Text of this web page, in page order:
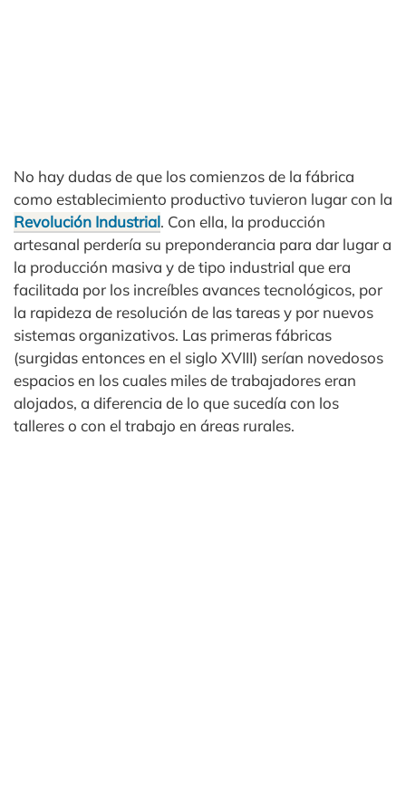
No hay dudas de que los comienzos de la fábrica
como establecimiento productivo tuvieron lugar con la
Revolución Industrial. Con ella, la producción
artesanal perdería su preponderancia para dar lugar a
la producción masiva y de tipo industrial que era
facilitada por los increíbles avances tecnológicos, por
la rapideza de resolución de las tareas y por nuevos
sistemas organizativos. Las primeras fábricas
(surgidas entonces en el siglo XVIII) serían novedosos
espacios en los cuales miles de trabajadores eran
alojados, a diferencia de lo que sucedía con los
talleres o con el trabajo en áreas rurales.